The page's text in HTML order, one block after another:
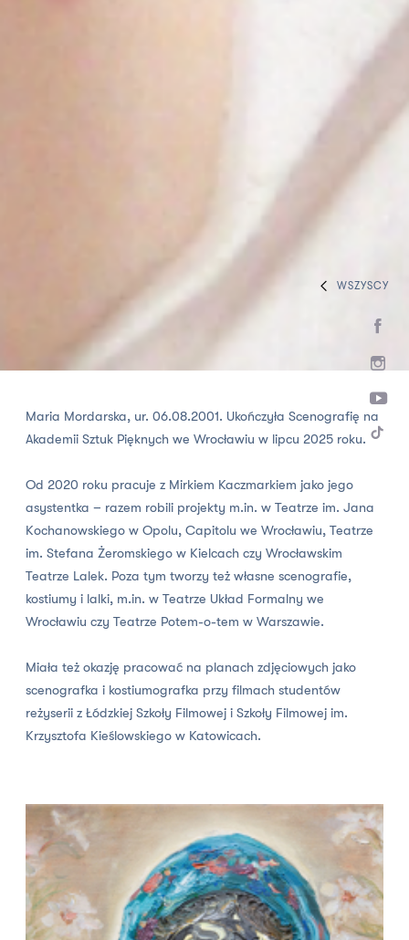
WSZYSCY
Maria Mordarska
Maria Mordarska, ur. 06.08.2001. Ukończyła Scenografię na
Akademii Sztuk Pięknych we Wrocławiu w lipcu 2025 roku.
Od 2020 roku pracuje z Mirkiem Kaczmarkiem jako jego
asystentka – razem robili projekty m.in. w Teatrze im. Jana
Kochanowskiego w Opolu, Capitolu we Wrocławiu, Teatrze
im. Stefana Żeromskiego w Kielcach czy Wrocławskim
Teatrze Lalek. Poza tym tworzy też własne scenografie,
kostiumy i lalki, m.in. w Teatrze Układ Formalny we
Wrocławiu czy Teatrze Potem-o-tem w Warszawie.
Miała też okazję pracować na planach zdjęciowych jako
scenografka i kostiumografka przy filmach studentów
reżyserii z Łódzkiej Szkoły Filmowej i Szkoły Filmowej im.
Krzysztofa Kieślowskiego w Katowicach.